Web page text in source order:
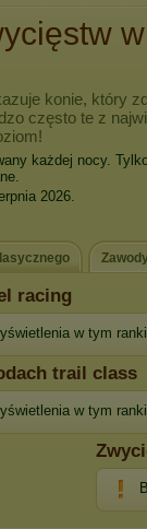
konie, który
często te z
każdej nocy.
2026.
racing
w tym
trail class
w tym